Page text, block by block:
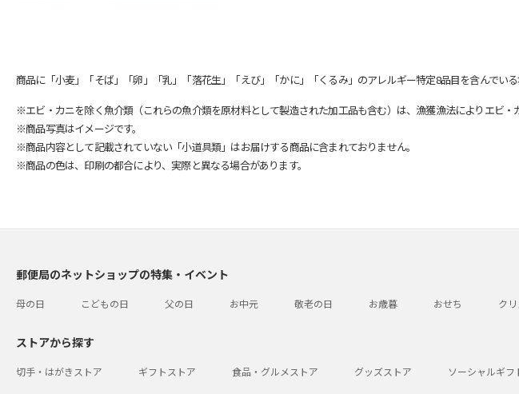
商品に「小麦」「そば」「卵」「乳」「落花生」「えび」「かに」「くるみ」のアレルギー特定8品目を含んでいる
※エビ・カニを除く魚介類（これらの魚介類を原材料として製造された加工品も含む）は、漁獲漁法によりエビ
※商品写真はイメージです。
※商品内容として記載されていない「小道具類」はお届けする商品に含まれておりません。
※商品の色は、印刷の都合により、実際と異なる場合があります。
郵便局のネットショップの特集・イベント
母の日 こどもの日 父の日 お中元 敬老の日 お歳暮 おせち ク
ストアから探す
切手・はがきストア ギフトストア 食品・グルメストア グッズストア ソーシャルギフ